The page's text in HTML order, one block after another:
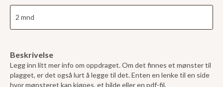
Beskrivelse
Legg inn litt mer info om oppdraget. Om det finnes et mønster til
plagget, er det også lurt å legge til det. Enten en lenke til en side
hvor mønsteret kan kjøpes, et bilde eller en pdf-fil.